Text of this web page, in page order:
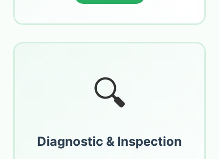
🔍
Diagnostic & Inspection